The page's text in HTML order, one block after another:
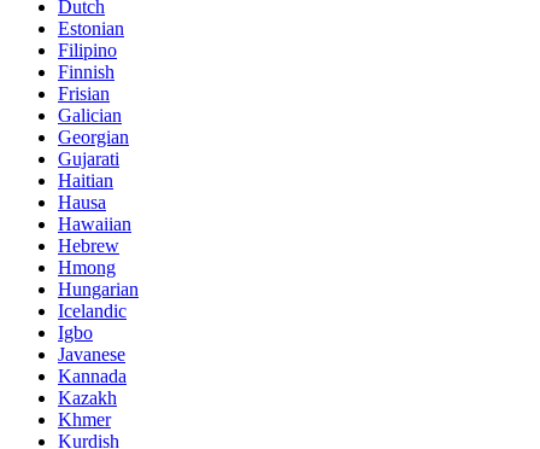
Dutch
Estonian
Filipino
Finnish
Frisian
Galician
Georgian
Gujarati
Haitian
Hausa
Hawaiian
Hebrew
Hmong
Hungarian
Icelandic
Igbo
Javanese
Kannada
Kazakh
Khmer
Kurdish